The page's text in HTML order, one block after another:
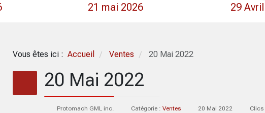
21 mai 2026 29
Vous êtes ici : Accueil / Ventes / 20 Mai 2022
20 Mai 2022
Protomach GML inc. Catégorie : Ventes 20 Mai 2022 Clics